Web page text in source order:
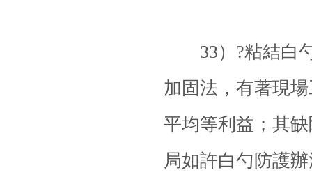
33）?粘結白勺
加固法，有著現
平均等利益；其
局如許白勺防護